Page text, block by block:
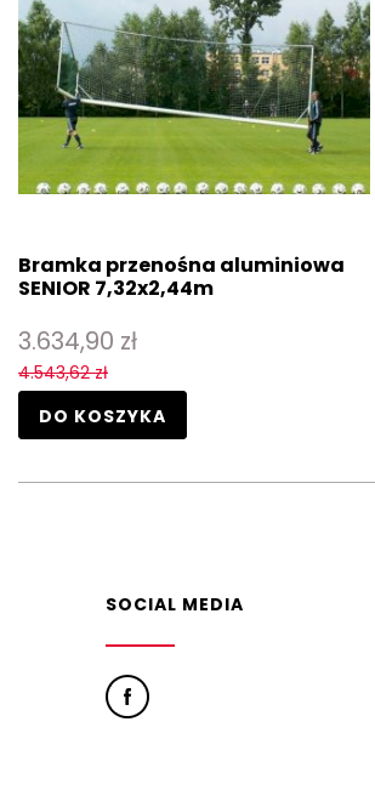
Bramka przenośna aluminiowa
SENIOR 7,32x2,44m
3.634,90 zł
4.543,62 zł
DO KOSZYKA
SOCIAL MEDIA